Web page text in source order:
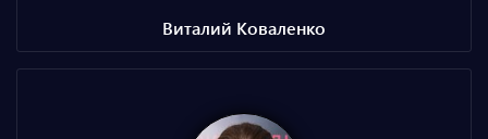
Виталий Коваленко